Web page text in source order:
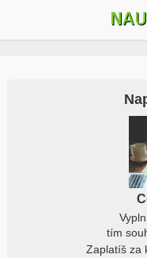
tím
Zaplatíš za